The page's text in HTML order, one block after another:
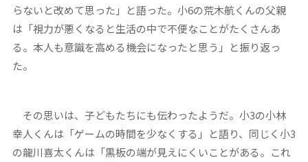
らないと改めて思った」と語った。小6の荒木航くんの父親
は「視力が悪くなると生活の中で不便なことがたくさんあ
る。本人も意識を高める機会になったと思う」と振り返っ
た。
その思いは、子どもたちにも伝わったようだ。小3の小林
幸人くんは「ゲームの時間を少なくする」と語り、同じく小3
の龍川喜太くんは「黒板の端が見えにくいことがある。これ